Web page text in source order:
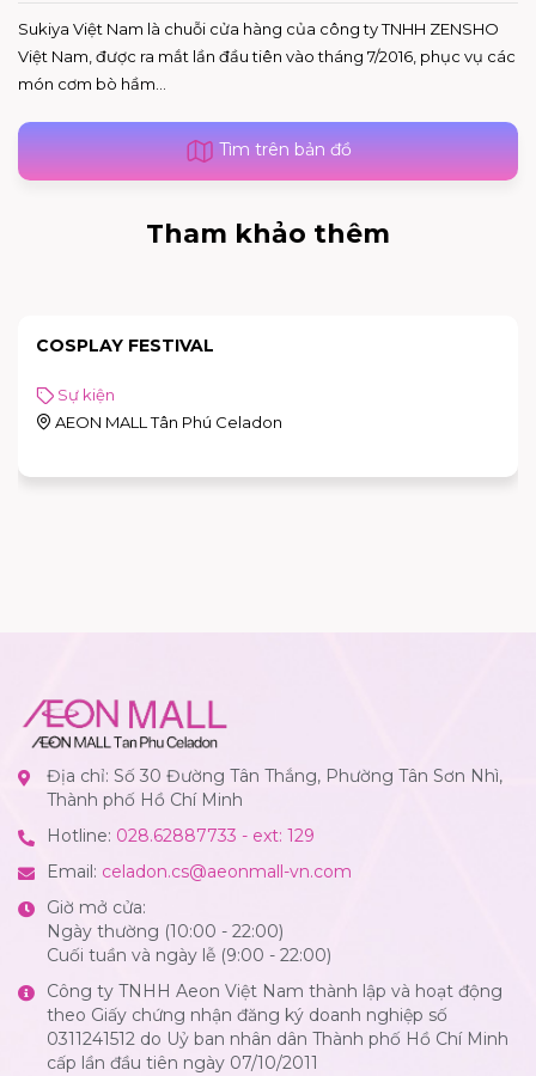
Sukiya Việt Nam là chuỗi cửa hàng của công ty TNHH ZENSHO
Việt Nam, được ra mắt lần đầu tiên vào tháng 7/2016, phục vụ các
món cơm bò hầm...
Tìm trên bản đồ
Tham khảo thêm
COSPLAY FESTIVAL
Sự kiện
AEON MALL Tân Phú Celadon
Địa chỉ: Số 30 Đường Tân Thắng, Phường Tân Sơn Nhì,
Thành phố Hồ Chí Minh
Hotline: 028.62887733 - ext: 129
Email: celadon.cs@aeonmall-vn.com
Giờ mở cửa:
Ngày thường (10:00 - 22:00)
Cuối tuần và ngày lễ (9:00 - 22:00)
Công ty TNHH Aeon Việt Nam thành lập và hoạt động
theo Giấy chứng nhận đăng ký doanh nghiệp số
0311241512 do Uỷ ban nhân dân Thành phố Hồ Chí Minh
cấp lần đầu tiên ngày 07/10/2011